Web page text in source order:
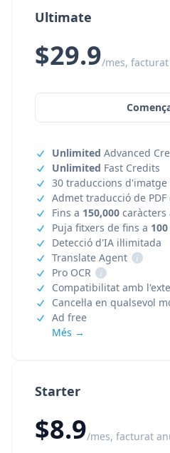
Starter
$8.9/mes, facturat
Ultimate
$29.9/mes,
Unlimited Advanced
Unlimited Fast Credits
30 traduccions
Admet traducció de PDF
Fins a 150,000 caràcters
Puja fitxers de fins a
Detecció d'IA il·limitada
Translate Agent
i
Pro OCR
i
Compatibilitat amb
Cancel·la en qualsevol
Ad free
Més →